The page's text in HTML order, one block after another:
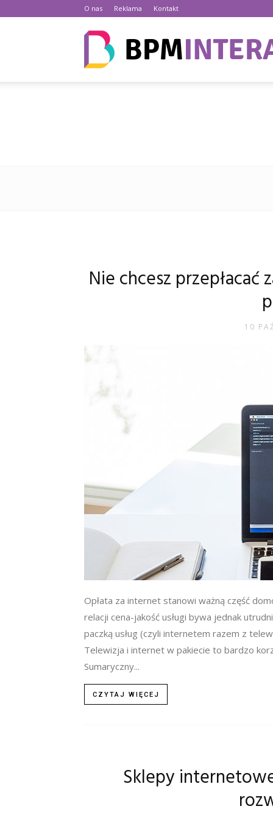
O nas Reklama Kontakt
Nie chcesz
10
Opłata za internet stanowi ważną część
relacji cena-jakość usługi bywa jednak
paczką usług (czyli internetem razem z
Telewizja i internet w pakiecie to bardzo
Sumaryczny...
CZYTAJ WIĘCEJ
Sklepy